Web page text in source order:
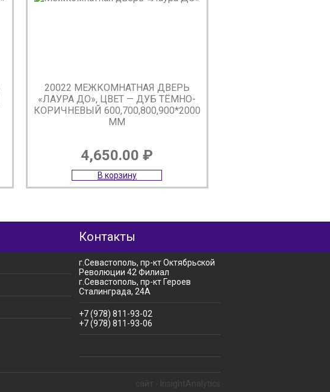
20022 МЕЖКОМНАТНАЯ ДВЕРЬ
«ЛАУРА ДО», ЦВЕТ — ДУБ ТЁМНО-
КОРИЧНЕВЫЙ 600,700,800,900*2000
ММ
4,650.00₽
В корзину
Контакты
г.Севастополь, пр-кт Октябрьской
Революции 42 Филиал
г.Севастополь, пр-кт Героев
Сталинграда, 24А
+7 (978) 811-93-02
+7 (978) 811-93-06
сайт - InsightAnalytics